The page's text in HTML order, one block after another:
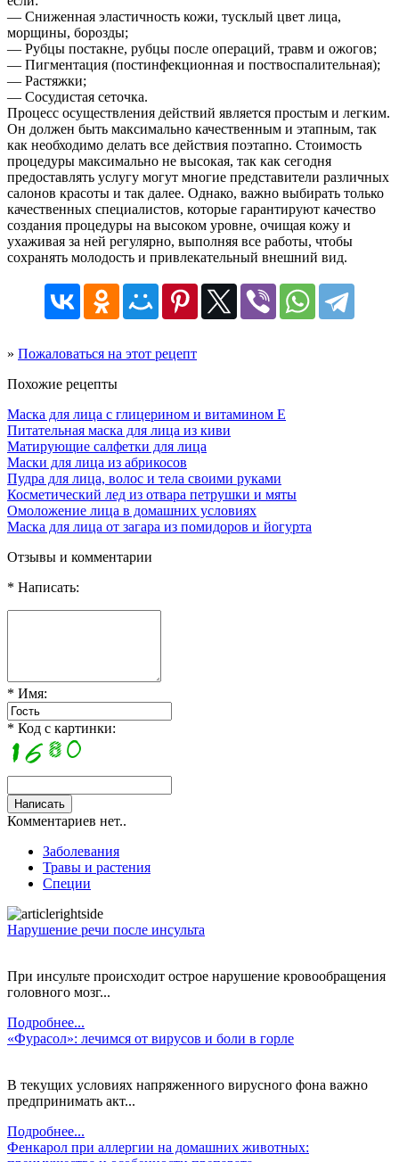
— Cниженная эластичность кожи, тусклый цвет лица,
морщины, борозды;
— Рубцы постакне, рубцы после операций, травм и ожогов;
— Пигментация (постинфекционная и поствоспалительная);
— Растяжки;
— Сосудистая сеточка.
Процесс осуществления действий является простым и легким.
Он должен быть максимально качественным и этапным, так
как необходимо делать все действия поэтапно. Стоимость
процедуры максимально не высокая, так как сегодня
предоставлять услугу могут многие представители различных
салонов красоты и так далее. Однако, важно выбирать только
качественных специалистов, которые гарантируют качество
создания процедуры на высоком уровне, очищая кожу и
ухаживая за ней регулярно, выполняя все работы, чтобы
сохранять молодость и привлекательный внешний вид.
» Пожаловаться на этот рецепт
Похожие рецепты
Маска для лица с глицерином и витамином Е
Питательная маска для лица из киви
Матирующие салфетки для лица
Маски для лица из абрикосов
Пудра для лица, волос и тела своими руками
Косметический лед из отвара петрушки и мяты
Омоложение лица в домашних условиях
Маска для лица от загара из помидоров и йогурта
Отзывы и комментарии
* Написать:
* Имя:
* Код с картинки:
Комментариев нет..
Заболевания
Травы и растения
Специи
Нарушение речи после инсульта
При инсульте происходит острое нарушение кровообращения
головного мозг...
Подробнее...
«Фурасол»: лечимся от вирусов и боли в горле
В текущих условиях напряженного вирусного фона важно
предпринимать акт...
Подробнее...
Фенкарол при аллергии на домашних животных: